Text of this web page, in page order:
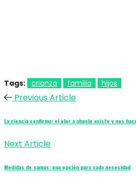
Tags: crianza familia hijos
Previous Article
La ciencia confirma: el olor a abuelo existe y nos
Next Article
Medidas de camas: una opción para cada necesidad